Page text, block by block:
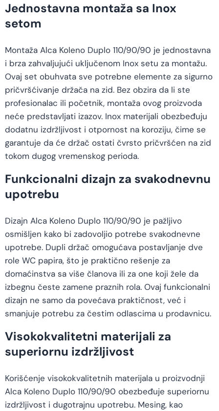
Jednostavna montaža sa Inox
setom
Montaža Alca Koleno Duplo 110/90/90 je jednostavna
i brza zahvaljujući uključenom Inox setu za montažu.
Ovaj set obuhvata sve potrebne elemente za sigurno
pričvršćivanje držača na zid. Bez obzira da li ste
profesionalac ili početnik, montaža ovog proizvoda
neće predstavljati izazov. Inox materijali obezbeđuju
dodatnu izdržljivost i otpornost na koroziju, čime se
garantuje da će držač ostati čvrsto pričvršćen na zid
tokom dugog vremenskog perioda.
Funkcionalni dizajn za svakodnevnu
upotrebu
Dizajn Alca Koleno Duplo 110/90/90 je pažljivo
osmišljen kako bi zadovoljio potrebe svakodnevne
upotrebe. Dupli držač omogućava postavljanje dve
role WC papira, što je praktično rešenje za
domaćinstva sa više članova ili za one koji žele da
izbegnu česte zamene praznih rola. Ovaj funkcionalni
dizajn ne samo da povećava praktičnost, već i
smanjuje potrebu za čestim odlascima u prodavnicu.
Visokokvalitetni materijali za
superiornu izdržljivost
Korišćenje visokokvalitetnih materijala u proizvodnji
Alca Koleno Duplo 110/90/90 obezbeđuje superiornu
izdržljivost i dugotrajnu upotrebu. Mesing, kao